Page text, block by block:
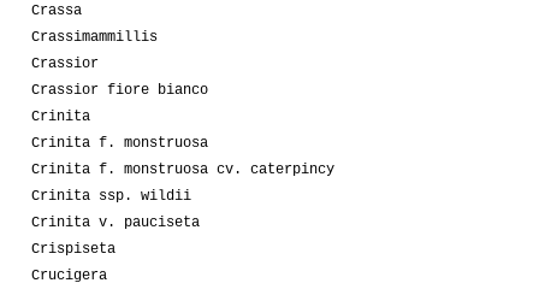
Crassa
Crassimammillis
Crassior
Crassior fiore bianco
Crinita
Crinita f. monstruosa
Crinita f. monstruosa cv. caterpincy
Crinita ssp. wildii
Crinita v. pauciseta
Crispiseta
Crucigera